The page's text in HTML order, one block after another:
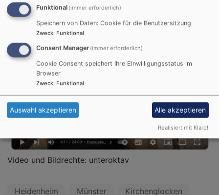
Hier können Sie die Heidenheimer Glocken hören und
sehen:
Video und Bildrechte: unteroktav
Heidenheim Münster Kirchenglocken
Funktional (immer erforderlich)
Speichern von Daten: Cookie für die Benutzersitzung
Zweck: Funktional
Consent Manager (immer erforderlich)
Cookie Consent speichert Ihre Einwilligungsstatus im
Browser
Zweck: Funktional
Auswahl akzeptieren Alle akzeptieren
Realisiert mit Klaro!